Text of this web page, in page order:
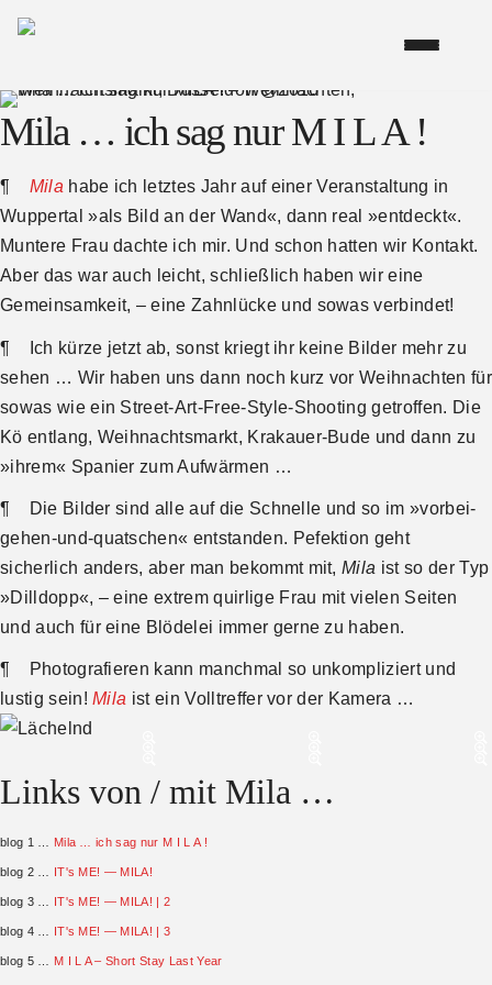
Mila … ich sag nur M I L A !
¶ Mila habe ich letztes Jahr auf einer Veranstaltung in
Wuppertal »als Bild an der Wand«, dann real »entdeckt«.
Muntere Frau dachte ich mir. Und schon hatten wir Kontakt.
Aber das war auch leicht, schließlich haben wir eine
Gemein­samkeit, – eine Zahnlücke und sowas verbindet!
¶
Ich kürze jetzt ab, sonst kriegt ihr keine Bilder mehr zu
sehen … Wir haben uns dann noch kurz vor Weihnachten für
sowas wie ein Street-Art-Free-Style-Shooting getroffen. Die
Kö entlang, Weihnachtsmarkt, Krakauer-Bude und dann zu
»ihrem« Spanier zum Aufwärmen …
¶
Die Bilder sind alle auf die Schnelle und so im »vorbei-
gehen-und-quatschen« entstanden. Pefektion geht
sicherlich anders, aber man bekommt mit,Mila ist so der Typ
»Dilldopp«, – eine extrem quirlige Frau mit vielen Seiten
und auch für eine Blödelei immer gerne zu haben.
¶
Photografieren kann manchmal so unkompliziert und
lustig sein!Mila ist ein Volltreffer vor der Kamera …
Links von / mit Mila …
blog 1 … Mila … ich sag nur M I L A !
blog 2 … IT's ME! — MILA!
blog 3 … IT's ME! — MILA! | 2
blog 4 … IT's ME! — MILA! | 3
blog 5 … M I L A – Short Stay Last Year